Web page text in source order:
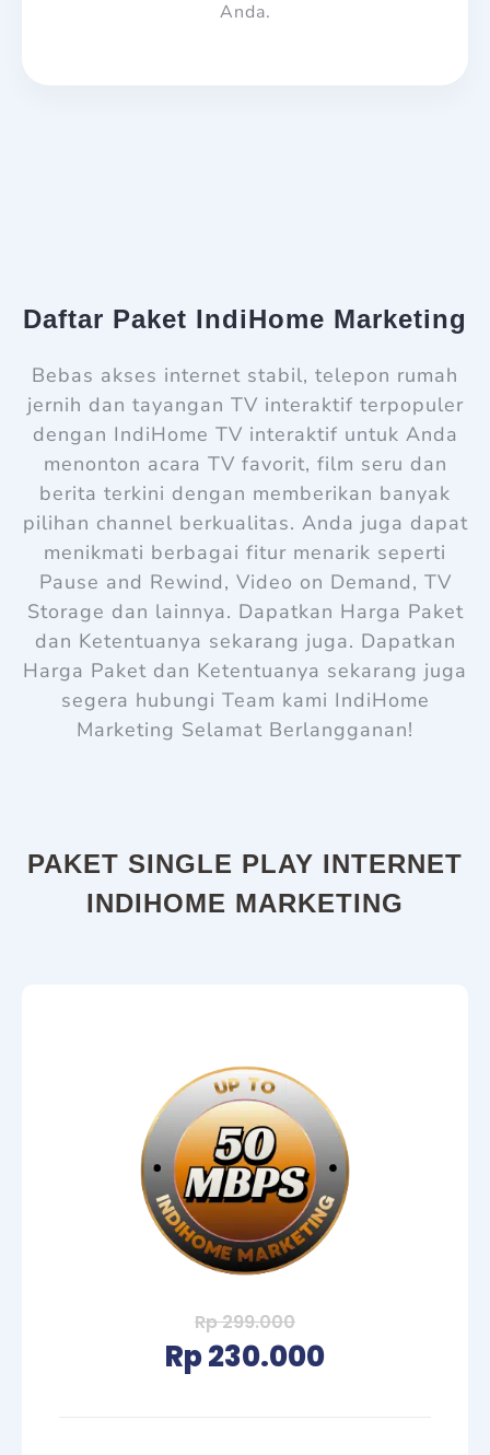
Anda.
Daftar Paket IndiHome Marketing
Bebas akses internet stabil, telepon rumah
jernih dan tayangan TV interaktif terpopuler
dengan IndiHome TV interaktif untuk Anda
menonton acara TV favorit, film seru dan
berita terkini dengan memberikan banyak
pilihan channel berkualitas. Anda juga dapat
menikmati berbagai fitur menarik seperti
Pause and Rewind, Video on Demand, TV
Storage dan lainnya. Dapatkan Harga Paket
dan Ketentuanya sekarang juga. Dapatkan
Harga Paket dan Ketentuanya sekarang juga
segera hubungi Team kami IndiHome
Marketing Selamat Berlangganan!
PAKET SINGLE PLAY INTERNET
INDIHOME MARKETING
Rp 299.000
Rp 230.000